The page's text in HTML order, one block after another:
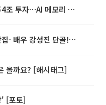
SK하이닉스, 용인·청주에 54조 투자…AI 메모리 생산기지 키운다
'2TV 생생정보' 오늘방송맛집- 배우 강성진 단골! 쌀국수ㆍ푸팟퐁 커리 맛집 '블○○○'
올까요? [해시태그]
' [포토]